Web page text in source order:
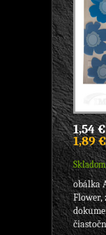
1,54 €
1,89 €
obálka
Flower,